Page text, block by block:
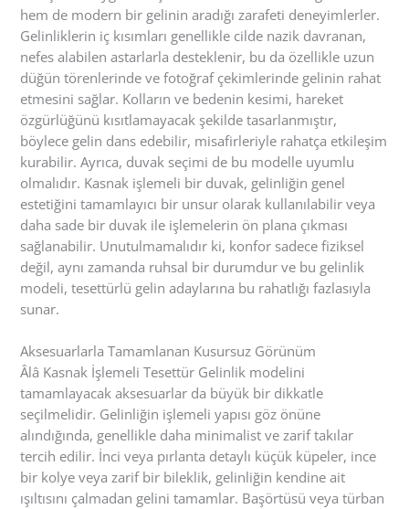
hem de modern bir gelinin aradığı zarafeti deneyimlerler.
Gelinliklerin iç kısımları genellikle cilde nazik davranan,
nefes alabilen astarlarla desteklenir, bu da özellikle uzun
düğün törenlerinde ve fotoğraf çekimlerinde gelinin rahat
etmesini sağlar. Kolların ve bedenin kesimi, hareket
özgürlüğünü kısıtlamayacak şekilde tasarlanmıştır,
böylece gelin dans edebilir, misafirleriyle rahatça etkileşim
kurabilir. Ayrıca, duvak seçimi de bu modelle uyumlu
olmalıdır. Kasnak işlemeli bir duvak, gelinliğin genel
estetiğini tamamlayıcı bir unsur olarak kullanılabilir veya
daha sade bir duvak ile işlemelerin ön plana çıkması
sağlanabilir. Unutulmamalıdır ki, konfor sadece fiziksel
değil, aynı zamanda ruhsal bir durumdur ve bu gelinlik
modeli, tesettürlü gelin adaylarına bu rahatlığı fazlasıyla
sunar.
Aksesuarlarla Tamamlanan Kusursuz Görünüm
Âlâ Kasnak İşlemeli Tesettür Gelinlik modelini
tamamlayacak aksesuarlar da büyük bir dikkatle
seçilmelidir. Gelinliğin işlemeli yapısı göz önüne
alındığında, genellikle daha minimalist ve zarif takılar
tercih edilir. İnci veya pırlanta detaylı küçük küpeler, ince
bir kolye veya zarif bir bileklik, gelinliğin kendine ait
ışıltısını çalmadan gelini tamamlar. Başörtüsü veya türban